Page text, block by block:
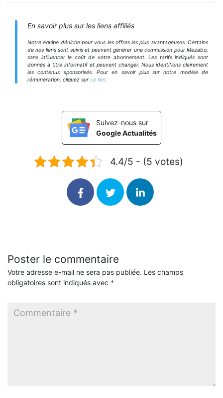
En savoir plus sur les liens affiliés
Notre équipe déniche pour vous les offres les plus avantageuses. Certains
de nos liens sont suivis et peuvent générer une commission pour Mezabo,
sans influencer le coût de votre abonnement. Les tarifs indiqués sont
donnés à titre informatif et peuvent changer. Nous identifions clairement
les contenus sponsorisés. Pour en savoir plus sur notre modèle de
rémunération, cliquez sur ce lien.
Suivez-nous sur
Google Actualités
4.4/5 - (5 votes)
Poster le commentaire
Votre adresse e-mail ne sera pas publiée. Les champs
obligatoires sont indiqués avec *